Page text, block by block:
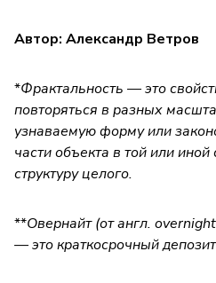
Автор: Александр Ветров
*Фрактальность — это
повторяться в разных
узнаваемую форму или
части объекта в той или
структуру целого.
**Овернайт (от англ.
— это краткосрочный